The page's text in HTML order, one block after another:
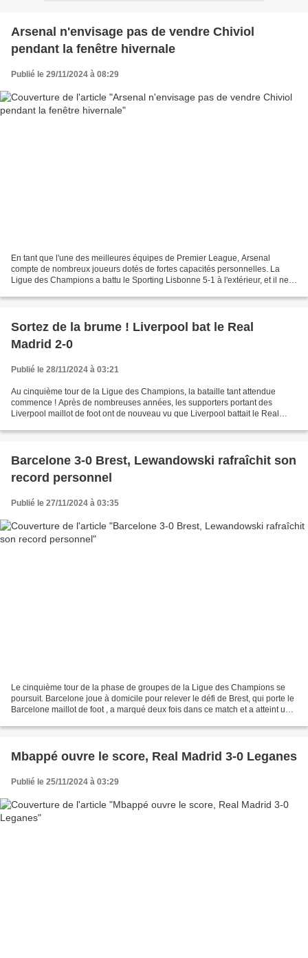
Arsenal n'envisage pas de vendre Chiviol
pendant la fenêtre hivernale
Publié le 29/11/2024 à 08:29
En tant que l'une des meilleures équipes de Premier League, Arsenal
compte de nombreux joueurs dotés de fortes capacités personnelles. La
Ligue des Champions a battu le Sporting Lisbonne 5-1 à l'extérieur, et il ne
Sortez de la brume ! Liverpool bat le Real
Madrid 2-0
Publié le 28/11/2024 à 03:21
Au cinquième tour de la Ligue des Champions, la bataille tant attendue
commence ! Après de nombreuses années, les supporters portant des
Liverpool maillot de foot ont de nouveau vu que Liverpool battait le Real
Barcelone 3-0 Brest, Lewandowski rafraîchit son
record personnel
Publié le 27/11/2024 à 03:35
Le cinquième tour de la phase de groupes de la Ligue des Champions se
poursuit. Barcelone joue à domicile pour relever le défi de Brest, qui porte le
Barcelone maillot de foot , a marqué deux fois dans ce match et a atteint un
Mbappé ouvre le score, Real Madrid 3-0 Leganes
Publié le 25/11/2024 à 03:29